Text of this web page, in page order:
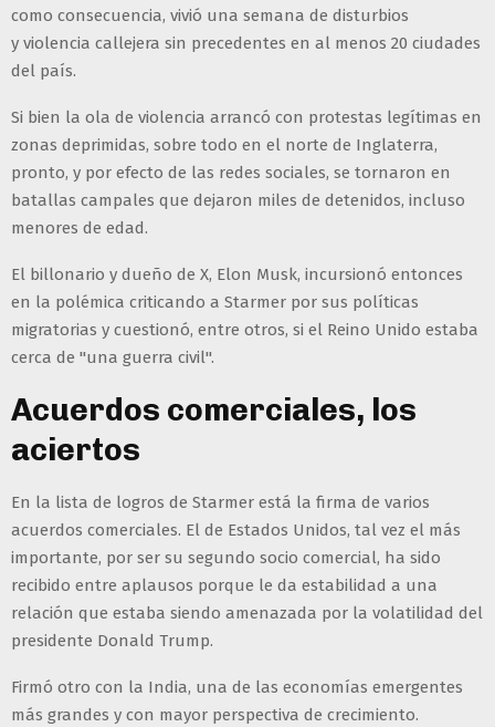
como consecuencia, vivió una semana de disturbios
y violencia callejera sin precedentes en al menos 20 ciudades
del país.
Si bien la ola de violencia arrancó con protestas legítimas en
zonas deprimidas, sobre todo en el norte de Inglaterra,
pronto, y por efecto de las redes sociales, se tornaron en
batallas campales que dejaron miles de detenidos, incluso
menores de edad.
El billonario y dueño de X, Elon Musk, incursionó entonces
en la polémica criticando a Starmer por sus políticas
migratorias y cuestionó, entre otros, si el Reino Unido estaba
cerca de "una guerra civil".
Acuerdos comerciales, los
aciertos
En la lista de logros de Starmer está la firma de varios
acuerdos comerciales. El de Estados Unidos, tal vez el más
importante, por ser su segundo socio comercial, ha sido
recibido entre aplausos porque le da estabilidad a una
relación que estaba siendo amenazada por la volatilidad del
presidente Donald Trump.
Firmó otro con la India, una de las economías emergentes
más grandes y con mayor perspectiva de crecimiento.